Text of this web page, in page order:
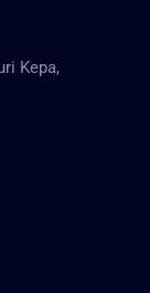
Kepa,